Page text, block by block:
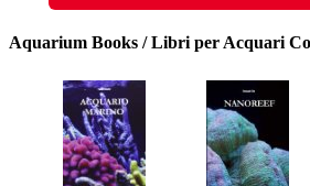
Aquarium Books / Libri per Acquari